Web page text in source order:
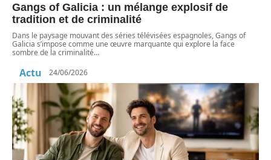
Gangs of Galicia : un mélange explosif de
tradition et de criminalité
Dans le paysage mouvant des séries télévisées espagnoles, Gangs of
Galicia s’impose comme une œuvre marquante qui explore la face
sombre de la criminalité…
Actu 24/06/2026